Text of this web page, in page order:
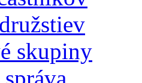
skupiny